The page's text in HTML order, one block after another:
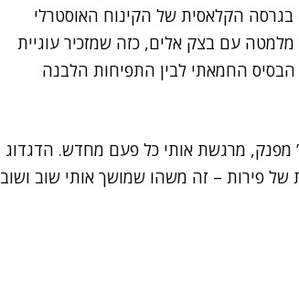
הקלאסית של הקינוח האוסטרלי
עם בצק אלים, כזה שמזכיר עוגיית
הבסיס החמאתי לבין התפיחות הלבנה
מפנק, מרגשת אותי כל פעם מחדש. הדגדוג
פירות – זה משהו שמושך אותי שוב ושוב